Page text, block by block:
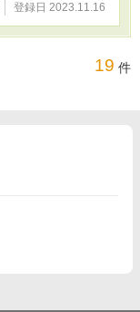
登録日 2023.11.16
19 件